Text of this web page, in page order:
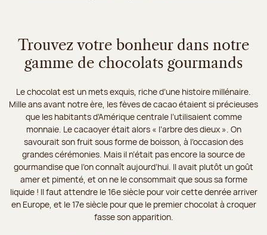
Trouvez votre bonheur dans notre
gamme de chocolats gourmands
Le chocolat est un mets exquis, riche d’une histoire millénaire.
Mille ans avant notre ère, les fèves de cacao étaient si précieuses
que les habitants d’Amérique centrale l’utilisaient comme
monnaie. Le cacaoyer était alors « l’arbre des dieux ». On
savourait son fruit sous forme de boisson, à l’occasion des
grandes cérémonies. Mais il n’était pas encore la source de
gourmandise que l’on connaît aujourd’hui. Il avait plutôt un goût
amer et pimenté, et on ne le consommait que sous sa forme
liquide ! Il faut attendre le 16e siècle pour voir cette denrée arriver
en Europe, et le 17e siècle pour que le premier chocolat à croquer
fasse son apparition.